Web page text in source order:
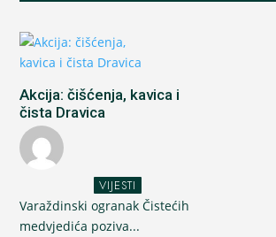
Akcija: čišćenja, kavica i
čista Dravica
VIJESTI
Varaždinski ogranak Čistećih
medvjedića poziva...